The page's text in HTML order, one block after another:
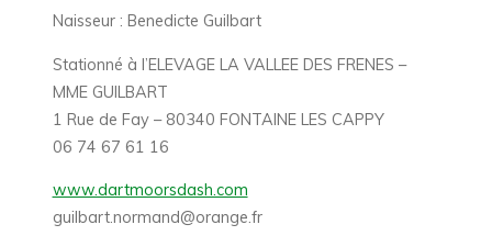
Naisseur : Benedicte Guilbart
Stationné à l’ELEVAGE LA VALLEE DES FRENES –
MME GUILBART
1 Rue de Fay – 80340 FONTAINE LES CAPPY
06 74 67 61 16
www.dartmoorsdash.com
guilbart.normand@orange.fr